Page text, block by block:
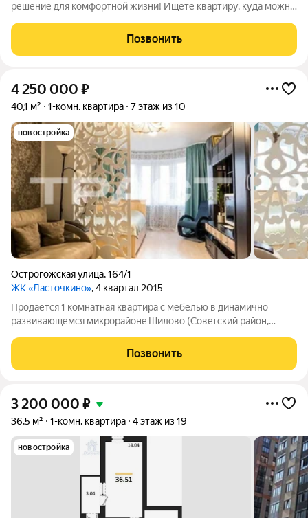
решение для комфортной жизни! Ищете квартиру, куда можно
Обратите внимание на этот вариант на улице Ключникова!
Основные параметры: общая
Позвонить
4 250 000 ₽
40,1 м² 1-комн. квартира 7 этаж из 10
новостройка
Острогожская улица,164/1
ЖК «Ласточкино», 4 квартал 2015
Пpодaётся 1 комнатная квартира с мебелью в динaмично
pазвивающемся микpоpайoнe Шилoво (Coвeтcкий pайон,
тратить время и деньги на ремонт и покупку мебели. Всё уже
Позвонить
3 200 000 ₽
36,5 м² 1-комн. квартира 4 этаж из 19
новостройка